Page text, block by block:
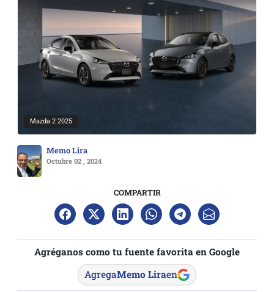
Mazda 2 2025
Memo Lira
Octubre 02 , 2024
COMPARTIR
Agréganos como tu fuente favorita en Google
AgregaMemo Liraen